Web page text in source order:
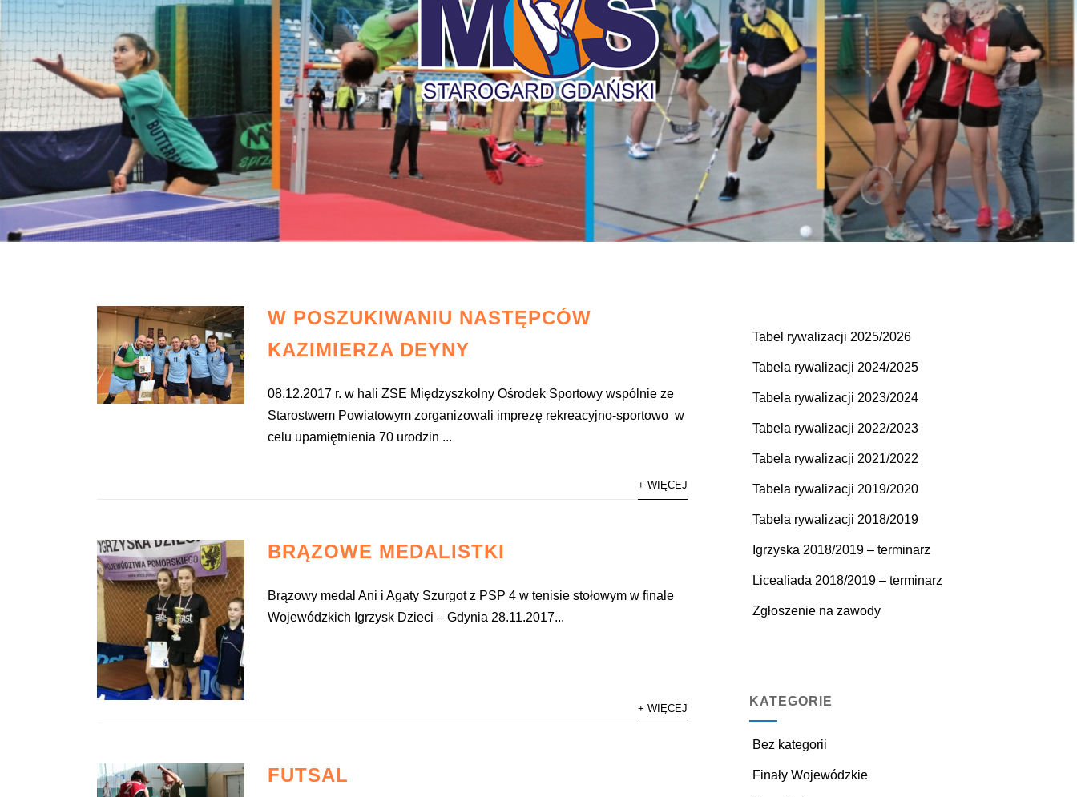
W POSZUKIWANIU NASTĘPCÓW
KAZIMIERZA DEYNY
08.12.2017 r. w hali ZSE Międzyszkolny Ośrodek Sportowy wspólnie ze
Starostwem Powiatowym zorganizowali imprezę rekreacyjno-sportowo w
celu upamiętnienia 70 urodzin ...
+ WIĘCEJ
BRĄZOWE MEDALISTKI
Brązowy medal Ani i Agaty Szurgot z PSP 4 w tenisie stołowym w finale
Wojewódzkich Igrzysk Dzieci – Gdynia 28.11.2017...
+ WIĘCEJ
FUTSAL
Tabel rywalizacji 2025/2026
Tabela rywalizacji 2024/2025
Tabela rywalizacji 2023/2024
Tabela rywalizacji 2022/2023
Tabela rywalizacji 2021/2022
Tabela rywalizacji 2019/2020
Tabela rywalizacji 2018/2019
Igrzyska 2018/2019 – terminarz
Licealiada 2018/2019 – terminarz
Zgłoszenie na zawody
KATEGORIE
Bez kategorii
Finały Wojewódzkie